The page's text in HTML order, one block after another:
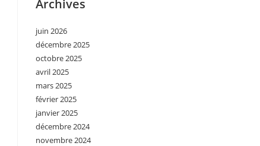
Archives
juin 2026
décembre 2025
octobre 2025
avril 2025
mars 2025
février 2025
janvier 2025
décembre 2024
novembre 2024